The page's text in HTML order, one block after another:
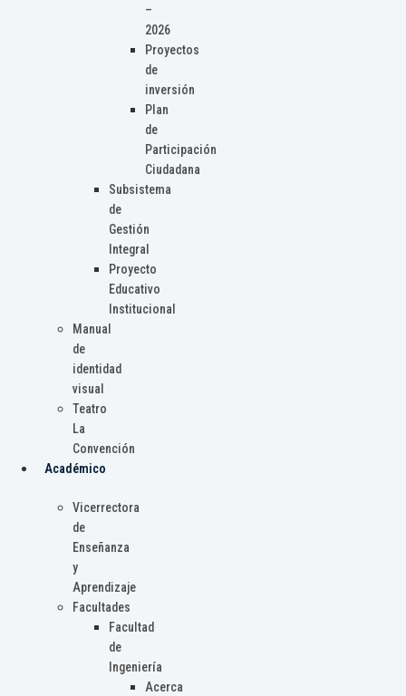
–
2026
Proyectos
de
inversión
Plan
de
Participación
Ciudadana
Subsistema
de
Gestión
Integral
Proyecto
Educativo
Institucional
Manual
de
identidad
visual
Teatro
La
Convención
Académico
Vicerrectora
de
Enseñanza
y
Aprendizaje
Facultades
Facultad
de
Ingeniería
Acerca